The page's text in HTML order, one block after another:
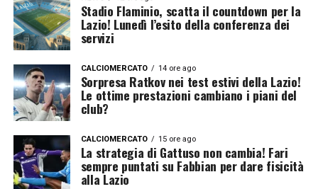
Stadio Flaminio, scatta il countdown per la
Lazio! Lunedì l’esito della conferenza dei
servizi
CALCIOMERCATO 14 ore ago
Sorpresa Ratkov nei test estivi della Lazio!
Le ottime prestazioni cambiano i piani del
club?
CALCIOMERCATO 15 ore ago
La strategia di Gattuso non cambia! Fari
sempre puntati su Fabbian per dare fisicità
alla Lazio